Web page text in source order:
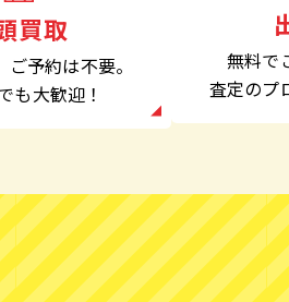
買取
ご予約は不要。
も大歓迎！
無料で
査定のプ